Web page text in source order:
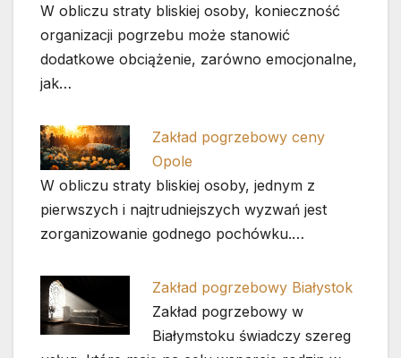
W obliczu straty bliskiej osoby, konieczność
organizacji pogrzebu może stanowić
dodatkowe obciążenie, zarówno emocjonalne,
jak…
Zakład pogrzebowy ceny
Opole
W obliczu straty bliskiej osoby, jednym z
pierwszych i najtrudniejszych wyzwań jest
zorganizowanie godnego pochówku.…
Zakład pogrzebowy Białystok
Zakład pogrzebowy w
Białymstoku świadczy szereg